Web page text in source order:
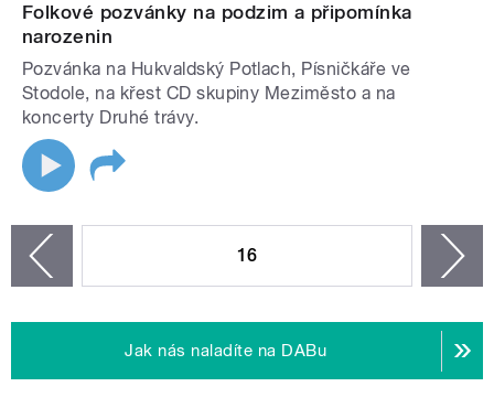
Folkové pozvánky na podzim a připomínka
narozenin
Pozvánka na Hukvaldský Potlach, Písničkáře ve
Stodole, na křest CD skupiny Meziměsto a na
koncerty Druhé trávy.
16
Jak nás naladíte na DABu